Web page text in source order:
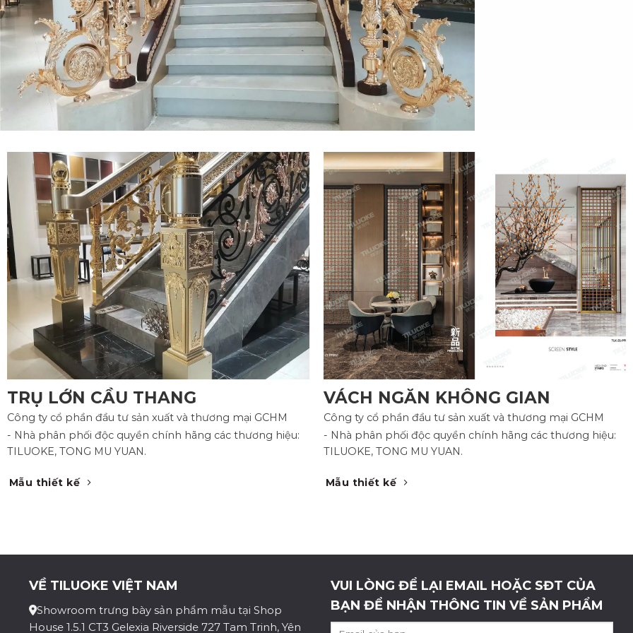
TRỤ LỚN CẦU THANG
Công ty cổ phần đầu tư sản xuất và thương mại GCHM
- Nhà phân phối độc quyền chính hãng các thương hiệu:
TILUOKE, TONG MU YUAN.
Mẫu thiết kế
VÁCH NGĂN KHÔNG GIAN
Công ty cổ phần đầu tư sản xuất và thương mại GCHM
- Nhà phân phối độc quyền chính hãng các thương hiệu:
TILUOKE, TONG MU YUAN.
Mẫu thiết kế
VỀ TILUOKE VIỆT NAM
Showroom trưng bày sản phẩm mẫu tại Shop
House 1.5.1 CT3 Gelexia Riverside 727 Tam Trinh, Yên
VUI LÒNG ĐỂ LẠI EMAIL HOẶC SĐT CỦA
BẠN ĐỂ NHẬN THÔNG TIN VỀ SẢN PHẨM